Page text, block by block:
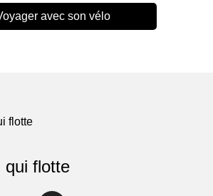
avec son vélo
flotte